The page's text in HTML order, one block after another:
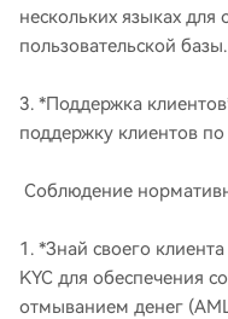
нескольких языках
пользовательской базы.
3. *Поддержка
поддержку клиентов
Соблюдение
1. *Знай своего
KYC для обеспечения
отмыванием денег